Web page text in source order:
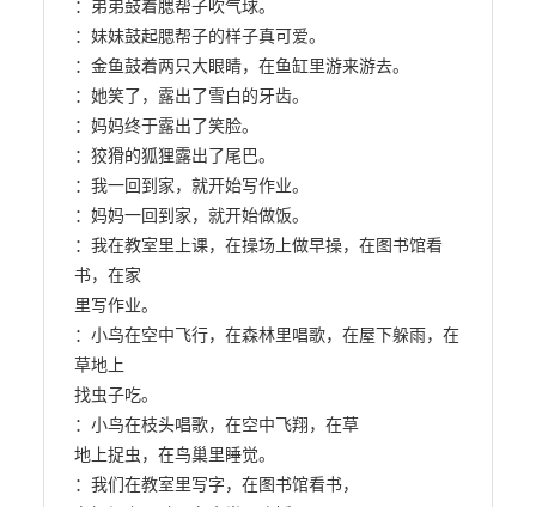
：弟弟鼓着腮帮子吹气球。
：妹妹鼓起腮帮子的样子真可爱。
：金鱼鼓着两只大眼睛，在鱼缸里游来游去。
：她笑了，露出了雪白的牙齿。
：妈妈终于露出了笑脸。
：狡猾的狐狸露出了尾巴。
：我一回到家，就开始写作业。
：妈妈一回到家，就开始做饭。
：我在教室里上课，在操场上做早操，在图书馆看
书，在家
里写作业。
：小鸟在空中飞行，在森林里唱歌，在屋下躲雨，在
草地上
找虫子吃。
：小鸟在枝头唱歌，在空中飞翔，在草
地上捉虫，在鸟巢里睡觉。
：我们在教室里写字，在图书馆看书，